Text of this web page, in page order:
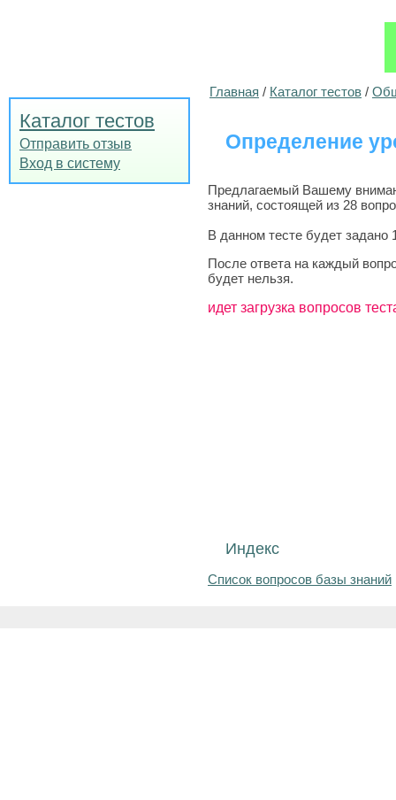
Каталог тестов
Отправить отзыв
Вход в систему
Главная / Каталог тестов /
Определение
Предлагаемый Вашему
знаний, состоящей из 28
В данном тесте будет задано
После ответа на каждый
будет нельзя.
идет загрузка вопросов
Индекс
Список вопросов базы знаний